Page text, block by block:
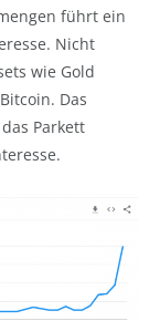
führt ein
Nicht
wie Gold
Das
Parkett